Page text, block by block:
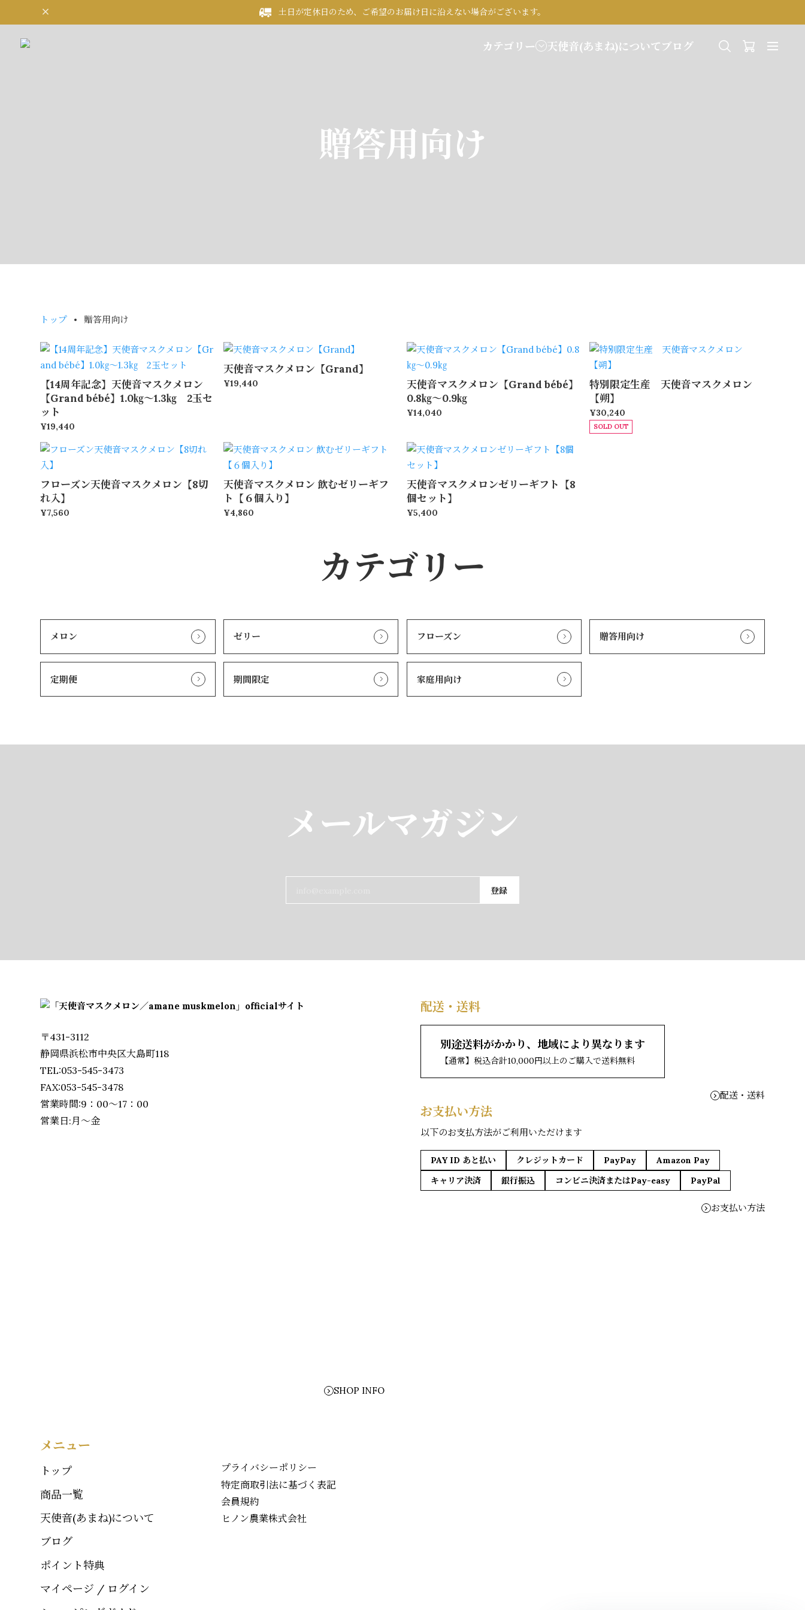
土日が定休日のため、ご希望のお届け日に沿えない場合がございます。
カテゴリー 天使音(あまね)についてブログ
贈答用向け
トップ 贈答用向け
【14周年記念】天使音マスクメロン
【Grand bébé】1.0㎏～1.3㎏ 2玉セ
ット
¥19,440
天使音マスクメロン【Grand】
¥19,440
天使音マスクメロン【Grand bébé】
0.8㎏～0.9㎏
¥14,040
特別限定生産 天使音マスクメロン
【朔】
¥30,240
SOLD OUT
フローズン天使音マスクメロン【8切
れ入】
¥7,560
天使音マスクメロン 飲むゼリーギフ
ト【６個入り】
¥4,860
天使音マスクメロンゼリーギフト【8
個セット】
¥5,400
カテゴリー
メロン ゼリー フローズン 贈答用向け
定期便 期間限定 家庭用向け
メールマガジン
登録
〒431-3112
静岡県浜松市中央区大島町118
TEL:053-545-3473
FAX:053-545-3478
営業時間:9：00～17：00
営業日:月～金
SHOP INFO
配送・送料
別途送料がかかり、地域により異なります
【通常】税込合計10,000円以上のご購入で送料無料
配送・送料
お支払い方法
以下のお支払方法がご利用いただけます
PAY ID あと払い クレジットカード PayPay
Amazon Pay
キャリア決済
銀行振込 コンビニ決済またはPay-easy PayPal
お支払い方法
メニュー
トップ
商品一覧
天使音(あまね)について
ブログ
ポイント特典
マイページ / ログイン
プライバシーポリシー
特定商取引法に基づく表記
会員規約
ヒノン農業株式会社